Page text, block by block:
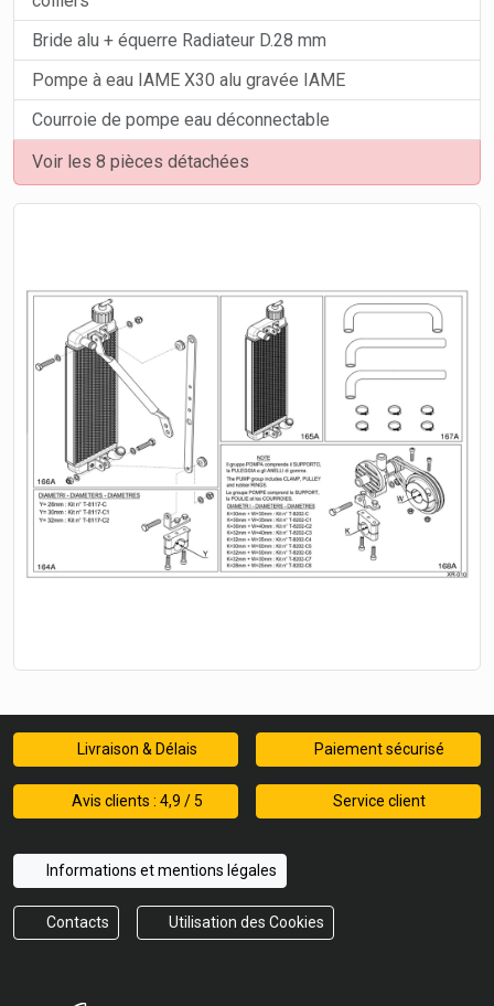
Bride alu + équerre Radiateur D.28 mm
Pompe à eau IAME X30 alu gravée IAME
Courroie de pompe eau déconnectable
Voir les 8 pièces détachées
Livraison & Délais Paiement sécurisé
Avis clients : 4,9 / 5 Service client
Informations et mentions légales
Contacts Utilisation des Cookies